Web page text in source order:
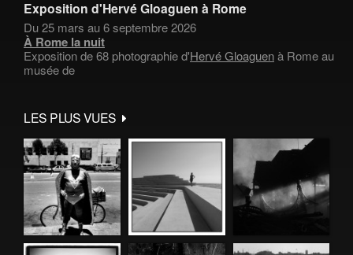
Exposition d'Hervé Gloaguen à Rome
Du 25 mars au 6 septembre 2026
À Rome la nuit
Exposition de 68 photographie d'Hervé Gloaguenà Rome au
musée de
LES PLUS VUES